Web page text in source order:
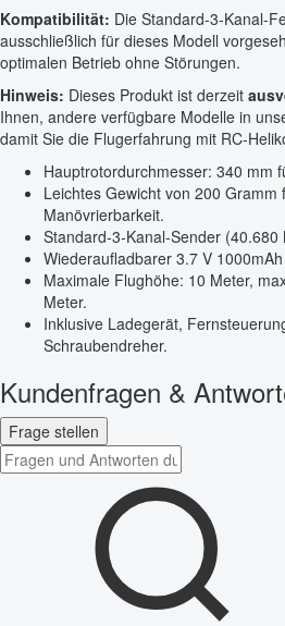
Kompatibilität: Die Standard-3-Kanal-
ausschließlich für dieses Modell
optimalen Betrieb ohne Störungen.
Hinweis: Dieses Produkt ist derzeit
Ihnen, andere verfügbare Modelle in
damit Sie die Flugerfahrung mit RC-
Hauptrotordurchmesser: 340 mm
Leichtes Gewicht von 200 Gramm
Manövrierbarkeit.
Standard-3-Kanal-Sender
Wiederaufladbarer 3.7 V
Maximale Flughöhe: 10 Meter,
Meter.
Inklusive Ladegerät,
Schraubendreher.
Kundenfragen &
Frage stellen